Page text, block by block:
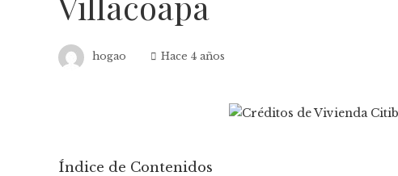
hogao Hace 4 años
Índice de Contenidos